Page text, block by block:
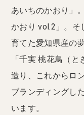
あいちのかおり」
かおり vol.2」。そ
育てた愛知県産の
「千実 桃花鳥（
造り、これからロ
ブランディングし
います。